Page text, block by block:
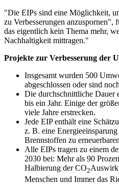
"Die EIPs sind eine Möglichkeit,
zu Verbesserungen
das eigentlich kein Thema mehr,
Nachhaltigkeit mittragen."
Projekte zur Verbesserung der
Insgesamt wurden 500
abgeschlossen oder sind
Die durchschnittliche Dauer
bis ein Jahr. Einige der
viele Jahre erstrecken.
Jede EIP enthält eine
z. B. eine
Brennstoffen zu
Alle EIPs tragen zu einem
2030 bei: Mehr als 90
Halbierung der CO2
Menschen und Immer das